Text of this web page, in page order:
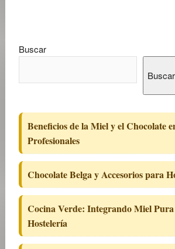
Buscar
Buscar
Beneficios de la Miel y el Chocolate
Profesionales
Chocolate Belga y Accesorios para
Cocina Verde: Integrando Miel
Hostelería